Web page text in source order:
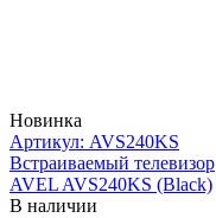
Новинка
Артикул: AVS240KS
Встраиваемый телевизор
AVEL AVS240KS (Black)
В наличии